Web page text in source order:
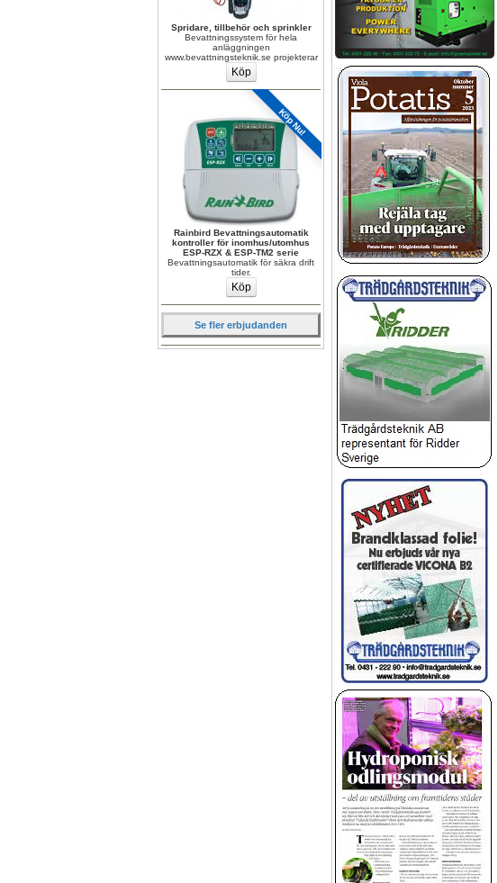
Spridare, tillbehör och sprinkler
Bevattningssystem för hela
anläggningen
www.bevattningsteknik.se projekterar
Köp Nu!
Rainbird Bevattningsautomatik
kontroller för inomhus/utomhus
ESP-RZX & ESP-TM2 serie
Bevattningsautomatik för säkra drift
tider.
Se fler erbjudanden